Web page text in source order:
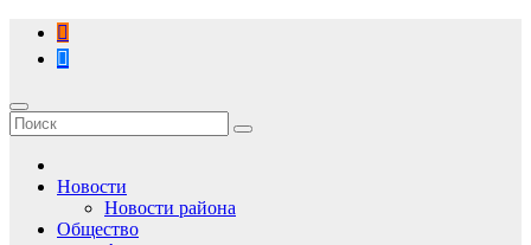
Перейти
содержимому
Новости
Новости района
Общество